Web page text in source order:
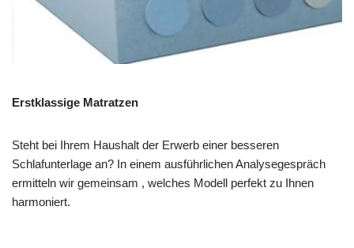
Erstklassige Matratzen
Steht bei Ihrem Haushalt der Erwerb einer besseren
Schlafunterlage an? In einem ausführlichen Analysegespräch
ermitteln wir gemeinsam , welches Modell perfekt zu Ihnen
harmoniert.